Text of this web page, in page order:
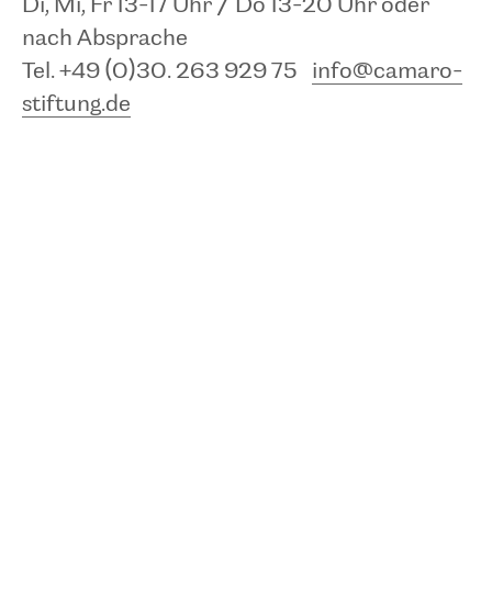
Schloss Friedenstein
Schlossplatz 1
99867 Gotha
Di, Mi, Fr 13-17 Uhr / Do 13-20 Uhr oder
nach Absprache
Tel. +49 (0)30. 263 929 75
info@camaro-
stiftung.de